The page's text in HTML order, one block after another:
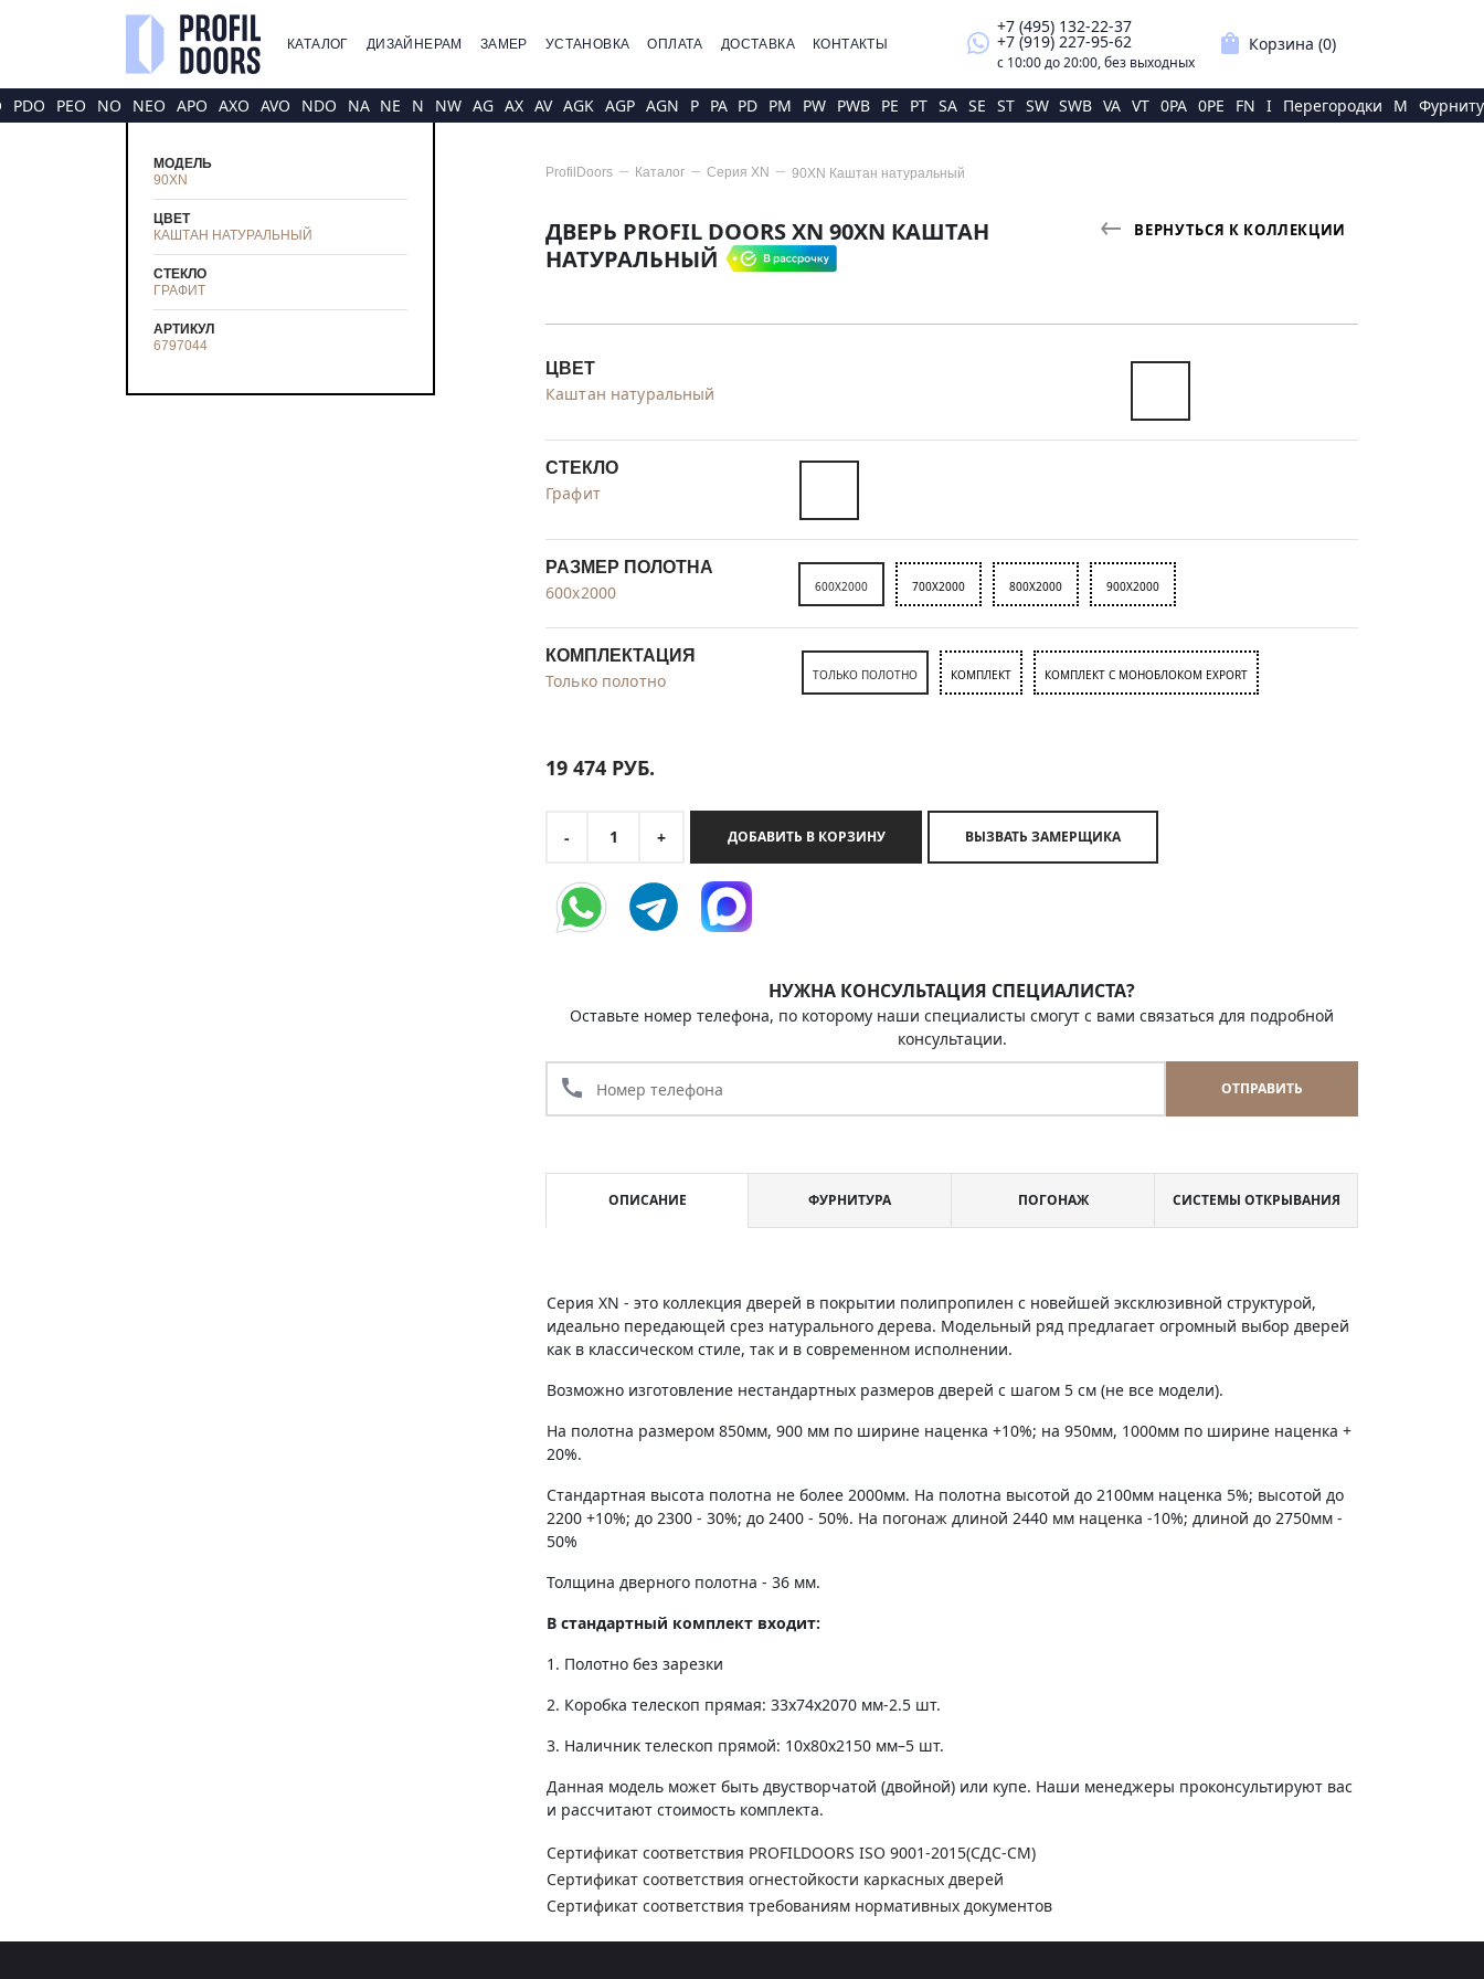
КАТАЛОГ ДИЗАЙНЕРАМ ЗАМЕР УСТАНОВКА ОПЛАТА ДОСТАВКА КОНТАКТЫ whatsapp
+7 (495) 132-22-37
+7 (919) 227-95-62
с 10:00 до 20:00, без выходных
shopping_bag Корзина (0)
PDO PEO NO NEO APO AXO AVO NDO NA NE N NW AG AX AV AGK AGP AGN P PA PD PM PW PWB PE PT SA SE ST SW SWB VA VT 0PA 0PE FN I Перегородки M
МОДЕЛЬ
90XN
ЦВЕТ
КАШТАН НАТУРАЛЬНЫЙ
СТЕКЛО
ГРАФИТ
АРТИКУЛ
6797044
ProfilDoors Каталог Серия XN 90XN Каштан натуральный
ДВЕРЬ PROFIL DOORS XN 90XN КАШТАН
НАТУРАЛЬНЫЙ
ВЕРНУТЬСЯ К КОЛЛЕКЦИИ
ЦВЕТ
Каштан натуральный
СТЕКЛО
Графит
РАЗМЕР ПОЛОТНА
600x2000 600X2000 700X2000 800X2000 900X2000
КОМПЛЕКТАЦИЯ
Только полотно ТОЛЬКО ПОЛОТНО КОМПЛЕКТ КОМПЛЕКТ С МОНОБЛОКОМ EXPORT
19 474 РУБ.
- 1 + ДОБАВИТЬ В КОРЗИНУ ВЫЗВАТЬ ЗАМЕРЩИКА
НУЖНА КОНСУЛЬТАЦИЯ СПЕЦИАЛИСТА?
Оставьте номер телефона, по которому наши специалисты смогут с вами связаться для подробной
консультации.
call ОТПРАВИТЬ
ОПИСАНИЕ ФУРНИТУРА ПОГОНАЖ СИСТЕМЫ ОТКРЫВАНИЯ
Серия XN - это коллекция дверей в покрытии полипропилен с новейшей эксклюзивной структурой,
идеально передающей срез натурального дерева. Модельный ряд предлагает огромный выбор дверей
как в классическом стиле, так и в современном исполнении.
Возможно изготовление нестандартных размеров дверей с шагом 5 см (не все модели).
На полотна размером 850мм, 900 мм по ширине наценка +10%; на 950мм, 1000мм по ширине наценка +
20%.
Стандартная высота полотна не более 2000мм. На полотна высотой до 2100мм наценка 5%; высотой до
2200 +10%; до 2300 - 30%; до 2400 - 50%. На погонаж длиной 2440 мм наценка -10%; длиной до 2750мм -
50%
Толщина дверного полотна - 36 мм.
В стандартный комплект входит:
1. Полотно без зарезки
2. Коробка телескоп прямая: 33х74х2070 мм-2.5 шт.
3. Наличник телескоп прямой: 10х80х2150 мм–5 шт.
Данная модель может быть двустворчатой (двойной) или купе. Наши менеджеры проконсультируют вас
и рассчитают стоимость комплекта.
Сертификат соответствия PROFILDOORS ISO 9001-2015(СДС-СМ)
Сертификат соответствия огнестойкости каркасных дверей
Сертификат соответствия требованиям нормативных документов